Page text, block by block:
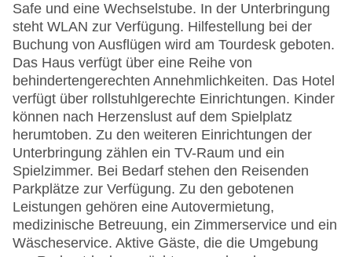
Safe und eine Wechselstube. In der Unterbringung
steht WLAN zur Verfügung. Hilfestellung bei der
Buchung von Ausflügen wird am Tourdesk geboten.
Das Haus verfügt über eine Reihe von
behindertengerechten Annehmlichkeiten. Das Hotel
verfügt über rollstuhlgerechte Einrichtungen. Kinder
können nach Herzenslust auf dem Spielplatz
herumtoben. Zu den weiteren Einrichtungen der
Unterbringung zählen ein TV-Raum und ein
Spielzimmer. Bei Bedarf stehen den Reisenden
Parkplätze zur Verfügung. Zu den gebotenen
Leistungen gehören eine Autovermietung,
medizinische Betreuung, ein Zimmerservice und ein
Wäscheservice. Aktive Gäste, die die Umgebung